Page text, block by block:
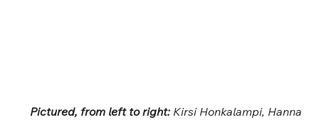
Pictured, from left to right: Kirsi Honkalampi, Hanna